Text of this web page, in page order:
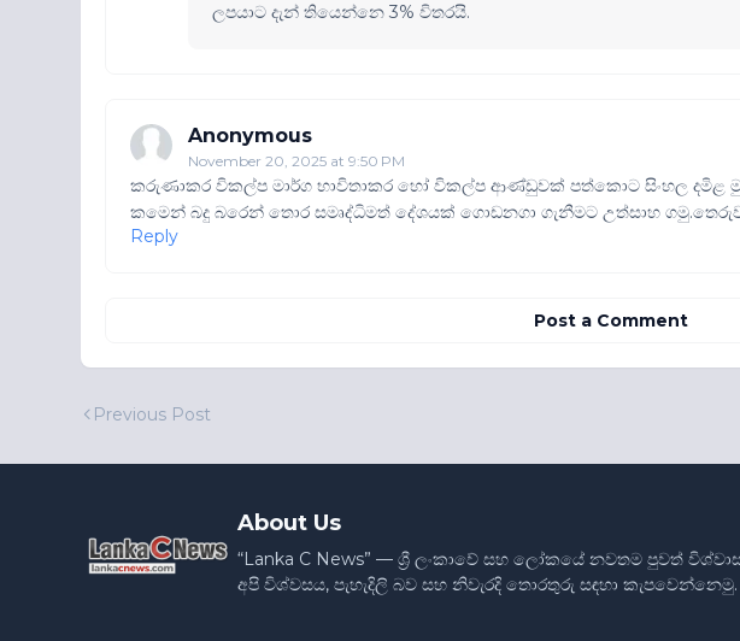
ලපයාට දැන් තියෙන්නෙ 3% විතරයි.
Anonymous
November 20, 2025 at 9:50 PM
කරුණාකර විකල්ප මාර්ග භාවිතාකර හෝ විකල්ප ආණ්ඩුවක් පත්කොට සිංහල දමිළ
කමෙන් බදු බරෙන් තොර සමෘද්ධිමත් දේශයක් ගොඩනගා ගැනීමට උත්සාහ
Reply
Post a Comment
Previous Post
About Us
“Lanka C News” — ශ්‍රී ලංකාවේ සහ ලෝකයේ නවතම පුවත්
අපි විශ්වසය, පැහැදිලි බව සහ නිවැරදි තොරතුරු සඳහා කැපවෙන්නෙමු.